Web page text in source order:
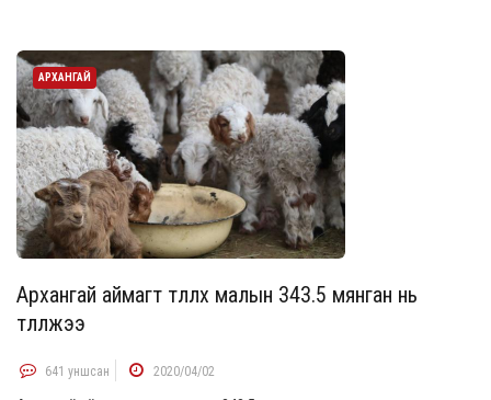
АРХАНГАЙ
Архангай аймагт төллөх малын 343.5 мянган нь
төллөжээ
641 уншсан 2020/04/02